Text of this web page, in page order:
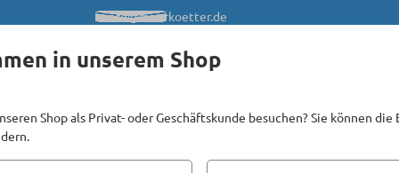
info@meerkoetter.de
Kataloge Unsere Homepages
in unserem Shop
Shop als Privat- oder Geschäftskunde besuchen? Sie können die